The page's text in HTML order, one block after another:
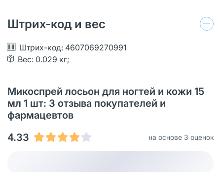
Штрих-код и вес
Штрих-код: 4607069270991
Вес: 0.029 кг;
Микоспрей лосьон для ногтей и кожи 15
мл 1 шт: 3 отзыва покупателей и
фармацевтов
4.33
на основе 3 оценок